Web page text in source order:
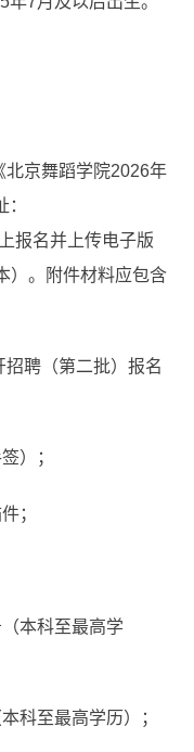
北京舞蹈学院2026年
报名并上传电子版
）。附件材料应包含
招聘（第二批）报名
）；
；
本科至最高学
科至最高学历）；